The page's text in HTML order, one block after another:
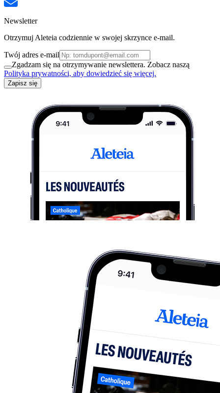
Newsletter
Otrzymuj Aleteia codziennie w swojej skrzynce e-mail.
Twój adres e-mail
Zgadzam się na otrzymywanie newslettera. Zobacz naszą
Polityka prywatności, aby dowiedzieć się więcej.
Zapisz się